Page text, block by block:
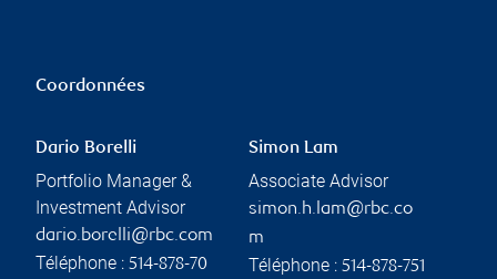
Coordonnées
Dario Borelli
Portfolio Manager &
Investment Advisor
dario.borelli@rbc.com
Téléphone : 514-878-70
Simon Lam
Associate Advisor
simon.h.lam@rbc.co
m
Téléphone : 514-878-751